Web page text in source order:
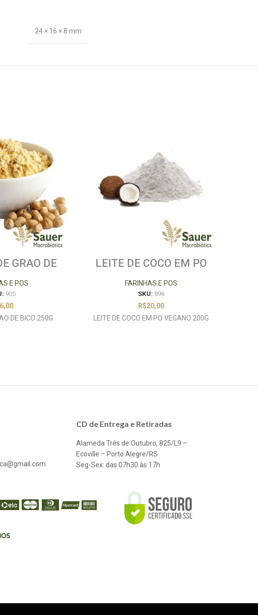
24 × 16 × 8 mm
GRAO DE
E POS
905
6,00
DE BICO 250G
LEITE DE COCO EM PO
FARINHAS E POS
SKU: 896
R$20,00
LEITE DE COCO EM PO VEGANO 200G
CD de Entrega e Retiradas
Alameda Três de Outubro, 825/L9 –
Ecoville – Porto Alegre/RS
Seg-Sex: das 07h30 às 17h